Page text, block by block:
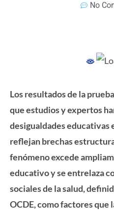
No
Los resultados de la
que estudios y expertos
desigualdades educativas
reflejan brechas
fenómeno excede
educativo y se entrelaza
sociales de la salud,
OCDE, como factores que